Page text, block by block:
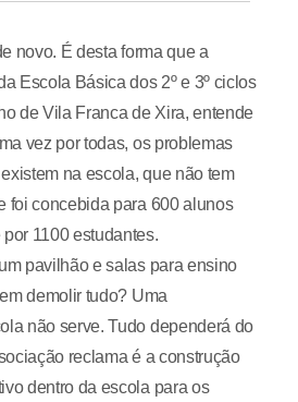
novo. É desta forma que a
Escola Básica dos 2º e 3º ciclos
de Vila Franca de Xira, entende
vez por todas, os problemas
na escola, que não tem
foi concebida para 600 alunos
1100 estudantes.
pavilhão e salas para ensino
demolir tudo? Uma
não serve. Tudo dependerá do
reclama é a construção
dentro da escola para os